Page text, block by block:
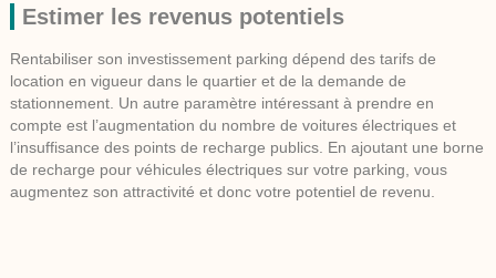
Estimer les revenus potentiels
Rentabiliser son investissement parking dépend des tarifs de
location en vigueur dans le quartier et de la demande de
stationnement. Un autre paramètre intéressant à prendre en
compte est l’augmentation du nombre de voitures électriques et
l’insuffisance des points de recharge publics. En ajoutant une borne
de recharge pour véhicules électriques sur votre parking, vous
augmentez son attractivité et donc votre potentiel de revenu.